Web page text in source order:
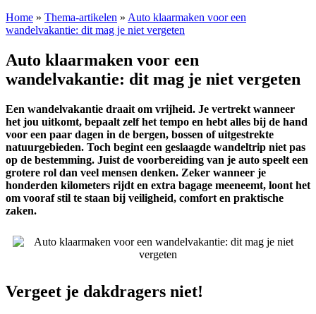
Home » Thema-artikelen » Auto klaarmaken voor een
wandelvakantie: dit mag je niet vergeten
Auto klaarmaken voor een
wandelvakantie: dit mag je niet vergeten
Een wandelvakantie draait om vrijheid. Je vertrekt wanneer
het jou uitkomt, bepaalt zelf het tempo en hebt alles bij de hand
voor een paar dagen in de bergen, bossen of uitgestrekte
natuurgebieden. Toch begint een geslaagde wandeltrip niet pas
op de bestemming. Juist de voorbereiding van je auto speelt een
grotere rol dan veel mensen denken. Zeker wanneer je
honderden kilometers rijdt en extra bagage meeneemt, loont het
om vooraf stil te staan bij veiligheid, comfort en praktische
zaken.
Vergeet je dakdragers niet!